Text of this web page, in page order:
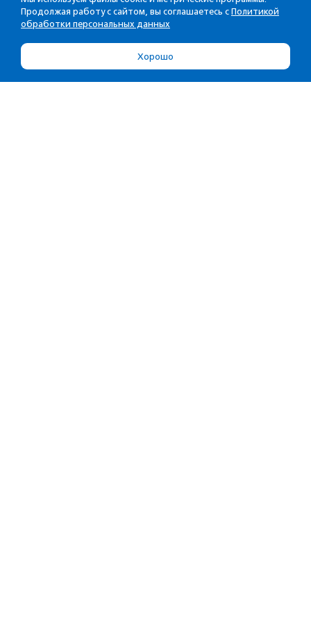
Продолжая работу с сайтом, вы соглашаетесь с Политикой
обработки персональных данных
Хорошо